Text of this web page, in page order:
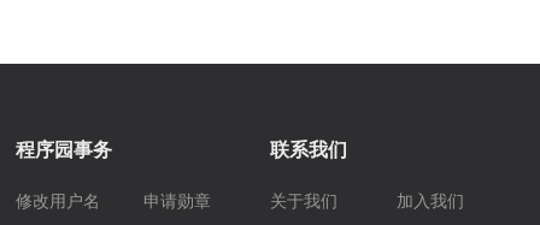
程序园事务
修改用户名 申请勋章
联系我们
关于我们 加入我们